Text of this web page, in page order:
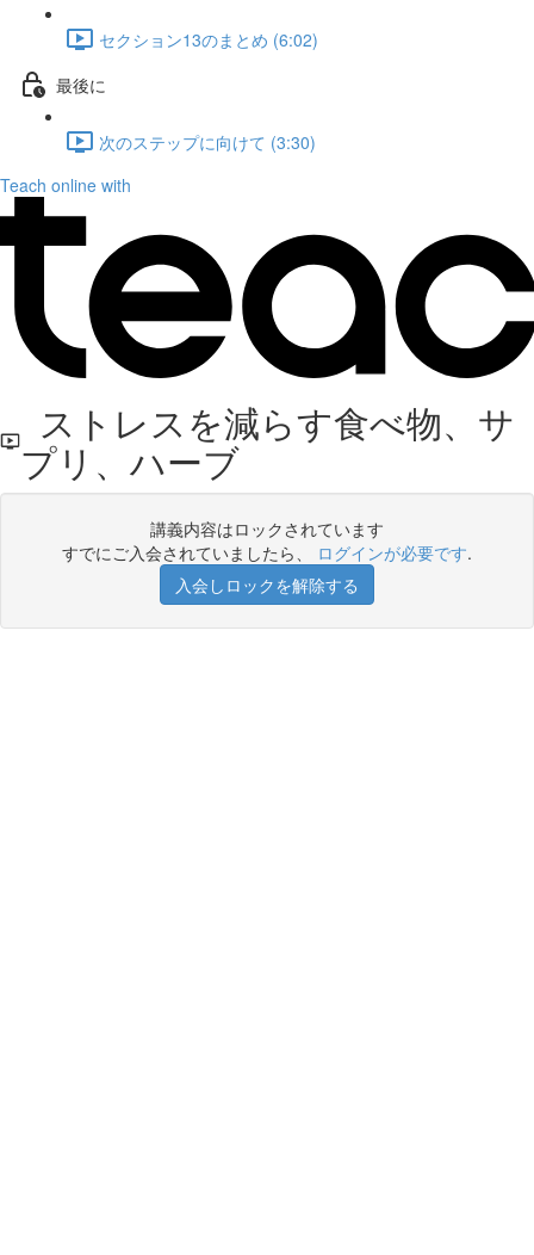
セクション13のまとめ (6:02)
最後に
次のステップに向けて (3:30)
Teach online with
ストレスを減らす食べ物、サ
プリ、ハーブ
講義内容はロックされています
すでにご入会されていましたら、 ログインが必要です.
入会しロックを解除する